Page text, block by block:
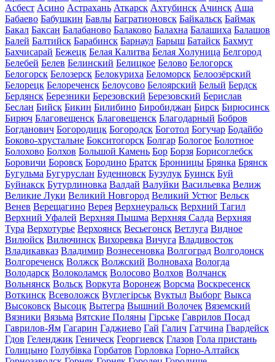
Асбест Асино Астрахань Аткарск Ахтубинск Ачинск Аша
Бабаево Бабушкин Бавлы Багратионовск Байкальск Баймак
Бакал Баксан Балабаново Балаково Балахна Балашиха Балашов
Балей Балтийск Барабинск Барнаул Барыш Батайск Бахмут
Бахчисарай Бежецк Белая Калитва Белая Холуница Белгород
Белебей Белев Белинский Белицкое Белово Белогорск
Белогорск Белозерск Белокуриха Беломорск Белоозёрский
Белорецк Белореченск Белоусово Белоярский Белый Бердск
Бердянск Березники Березовский Березовский Берислав
Беслан Бийск Бикин Билибино Биробиджан Бирск Бирюсинск
Бирюч Благовещенск Благовещенск Благодарный Бобров
Богданович Богородицк Богородск Боготол Богучар Бодайбо
Боково-хрустальне Бокситогорск Болгар Бологое Болотное
Болохово Болхов Большой Камень Бор Борзя Борисоглебск
Боровичи Боровск Бородино Братск Бронницы Брянка Брянск
Бугульма Бугуруслан Буденновск Бузулук Буинск Буй
Буйнакск Бутурлиновка Валдай Валуйки Васильевка Велиж
Великие Луки Великий Новгород Великий Устюг Вельск
Венев Верещагино Верея Верхнеуральск Верхний Тагил
Верхний Уфалей Верхняя Пышма Верхняя Салда Верхняя
Тура Верхотурье Верхоянск Весьегонск Ветлуга Видное
Вилюйск Вилючинск Вихоревка Вичуга Владивосток
Владикавказ Владимир Вознесеновка Волгоград Волгодонск
Волгореченск Волжск Волжский Волноваха Вологда
Володарск Волоколамск Волосово Волхов Волчанск
Вольнянск Вольск Воркута Воронеж Ворсма Воскресенск
Воткинск Всеволожск Вуглегірськ Вуктыл Выборг Выкса
Высоковск Высоцк Вытегра Вышний Волочек Вяземский
Вязники Вязьма Вятские Поляны Гірське Гаврилов Посад
Гаврилов-Ям Гагарин Гаджиево Гай Галич Гатчина Гвардейск
Гдов Геленджик Геническ Георгиевск Глазов Гола пристань
Голицыно Голубівка Горбатов Горловка Горно-Алтайск